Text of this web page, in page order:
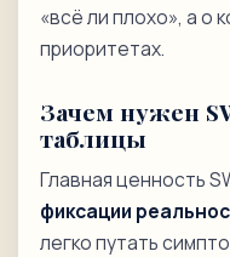
«всё ли плохо», а о
приоритетах.
Зачем нужен
таблицы
Главная ценность
фиксации
легко путать